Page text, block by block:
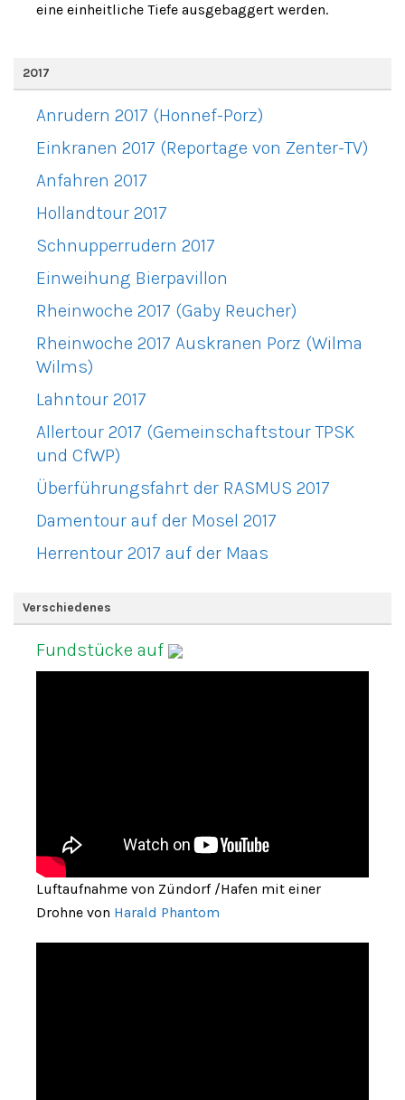
eine einheitliche Tiefe ausgebaggert werden.
2017
Anrudern 2017 (Honnef-Porz)
Einkranen 2017 (Reportage von Zenter-TV)
Anfahren 2017
Hollandtour 2017
Schnupperrudern 2017
Einweihung Bierpavillon
Rheinwoche 2017 (Gaby Reucher)
Rheinwoche 2017 Auskranen Porz (Wilma
Wilms)
Lahntour 2017
Allertour 2017 (Gemeinschaftstour TPSK
und CfWP)
Überführungsfahrt der RASMUS 2017
Damentour auf der Mosel 2017
Herrentour 2017 auf der Maas
Verschiedenes
Fundstücke auf
Luftaufnahme von Zündorf /Hafen mit einer
Drohne von Harald Phantom